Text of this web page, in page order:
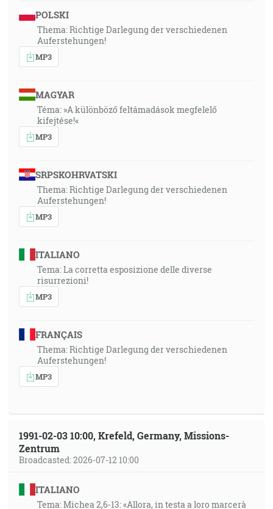
POLSKI
Thema: Richtige Darlegung der verschiedenen
Auferstehungen!
MP3
MAGYAR
Téma: »A különböző feltámadások megfelelő
kifejtése!«
MP3
SRPSKOHRVATSKI
Thema: Richtige Darlegung der verschiedenen
Auferstehungen!
MP3
ITALIANO
Tema: La corretta esposizione delle diverse
risurrezioni!
MP3
FRANÇAIS
Thema: Richtige Darlegung der verschiedenen
Auferstehungen!
MP3
1991-02-03 10:00, Krefeld, Germany, Missions-
Zentrum
Broadcasted: 2026-07-12 10:00
ITALIANO
Tema: Michea 2,6-13: «Allora, in testa a loro marcerà